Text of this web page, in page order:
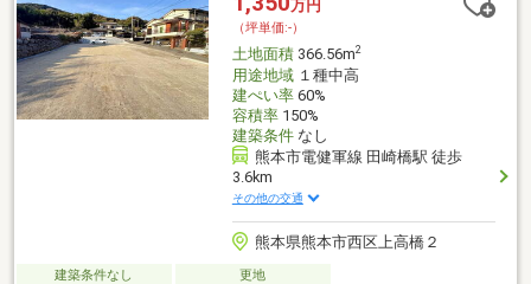
万円
（坪単価:-）
土地面積366.56m2
用途地域１種中高
建ぺい率60%
容積率150%
建築条件なし
熊本市電健軍線 田崎橋駅 徒歩
3.6km
その他の交通
熊本県熊本市西区上高橋２
建築条件なし 更地